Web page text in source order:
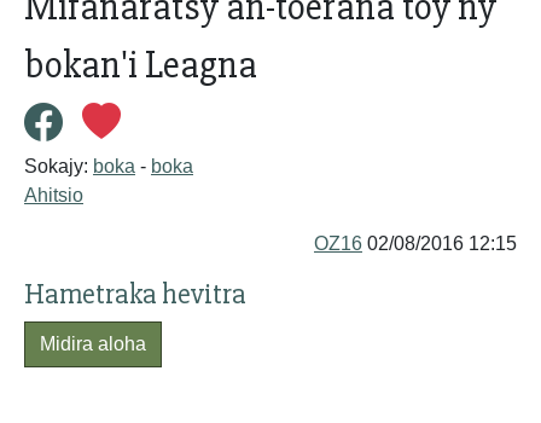
bokan'i Leagna
Sokajy: boka - boka
Ahitsio
OZ16 02/08/2016 12:15
Hametraka hevitra
Midira aloha